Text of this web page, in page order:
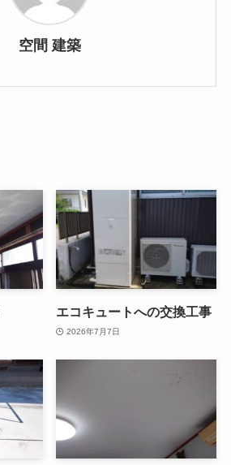
空間 建築
エコキュートへの交換工事
2026年7月7日